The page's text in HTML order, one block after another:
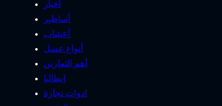
أخبار
أساطير
أعشاب
أنواع عسل
أهم التمارين
إيطاليا
ادوات نجارة